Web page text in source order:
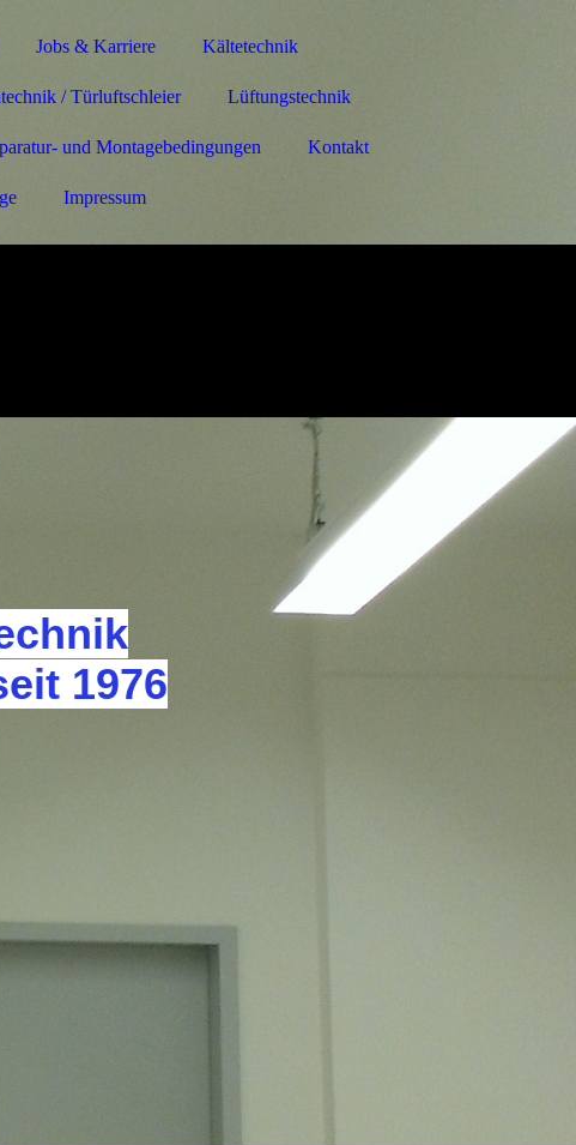
Jobs & Karriere Kältetechnik
/ Türluftschleier Lüftungstechnik
und Montagebedingungen Kontakt
Impressum
1976